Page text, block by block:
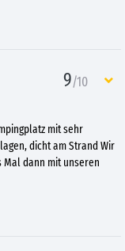
9/10
mit sehr
dicht am Strand Wir
Mal dann mit unseren